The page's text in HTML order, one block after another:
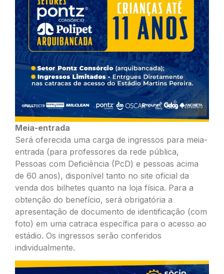
Meia-entrada
Será oferecida uma carga de ingressos para meia-
entrada (para professores da rede pública,
Pessoas com Deficiência (PcD) e pessoas acima
de 60 anos), disponível tanto no site oficial da
venda dos bilhetes quanto na loja física. Para a
obtenção do benefício, será obrigatória a
apresentação de documento de identificação (com
foto) em uma catraca específica para o acesso ao
estádio. Os ingressos serão conferidos
individualmente.